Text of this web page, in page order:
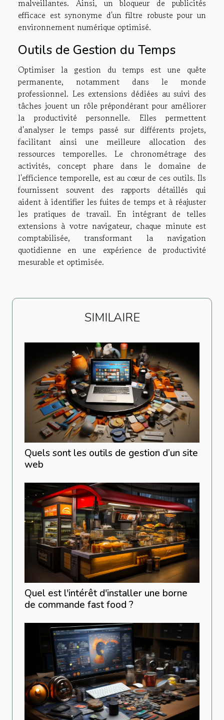
malveillantes. Ainsi, un bloqueur de publicités
efficace est synonyme d'un filtre robuste pour un
environnement numérique optimisé.
Outils de Gestion du Temps
Optimiser la gestion du temps est une quête
permanente, notamment dans le monde
professionnel. Les extensions dédiées au suivi des
tâches jouent un rôle prépondérant pour améliorer
la productivité personnelle. Elles permettent
d'analyser le temps passé sur différents projets,
facilitant ainsi une meilleure allocation des
ressources temporelles. Le chronométrage des
activités, concept phare dans le domaine de
l'efficience temporelle, est au cœur de ces outils. Ils
fournissent souvent des rapports détaillés qui
aident à identifier les fuites de temps et à réajuster
les pratiques de travail. En intégrant de telles
extensions à votre navigateur, chaque minute est
comptabilisée, transformant la navigation
quotidienne en une expérience de productivité
mesurable et optimisée.
SIMILAIRE
Quels sont les outils de gestion d’un site
web
Quel est l'intérêt d'installer une borne
de commande fast food ?